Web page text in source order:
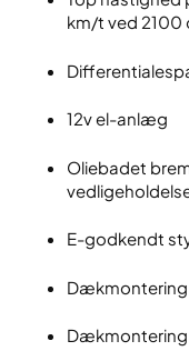
km/t ved 2100
12v el-anlæg
Oliebadet
E-godkendt